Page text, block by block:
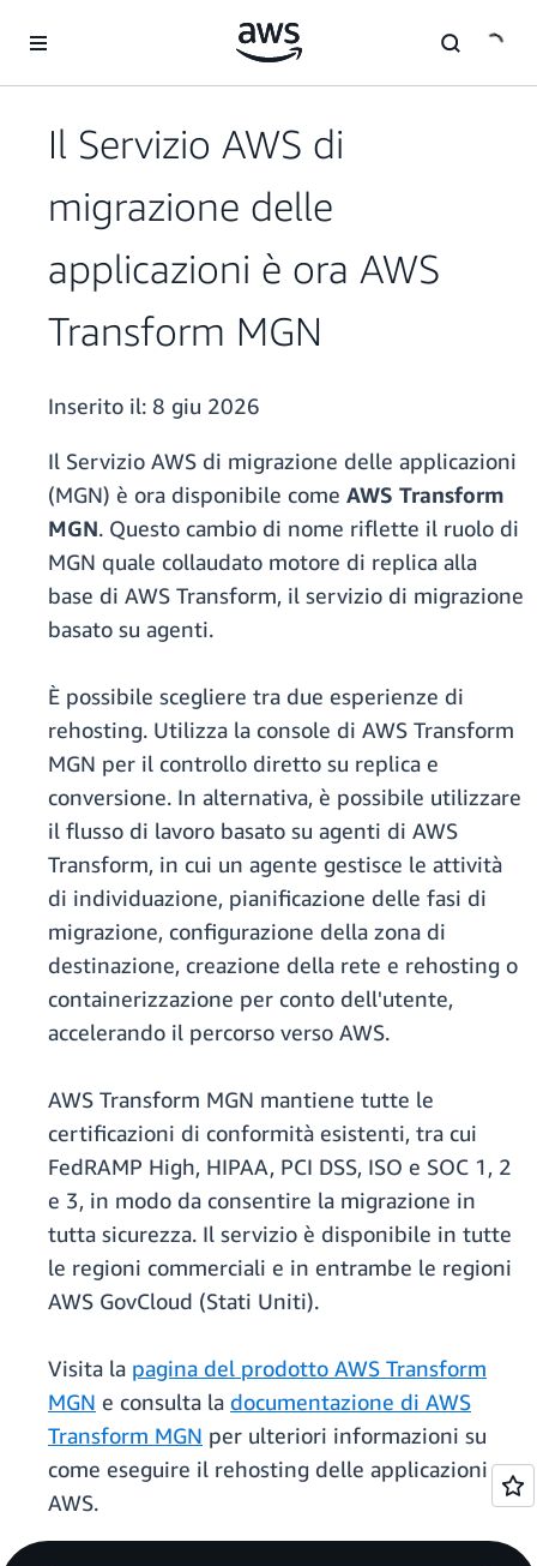
Il Servizio AWS di
migrazione delle
applicazioni è ora AWS
Transform MGN
Inserito il: 8 giu 2026
Il Servizio AWS di migrazione delle applicazioni
(MGN) è ora disponibile come AWS Transform
MGN. Questo cambio di nome riflette il ruolo di
MGN quale collaudato motore di replica alla
base di AWS Transform, il servizio di migrazione
basato su agenti.
È possibile scegliere tra due esperienze di
rehosting. Utilizza la console di AWS Transform
MGN per il controllo diretto su replica e
conversione. In alternativa, è possibile utilizzare
il flusso di lavoro basato su agenti di AWS
Transform, in cui un agente gestisce le attività
di individuazione, pianificazione delle fasi di
migrazione, configurazione della zona di
destinazione, creazione della rete e rehosting o
containerizzazione per conto dell'utente,
accelerando il percorso verso AWS.
AWS Transform MGN mantiene tutte le
certificazioni di conformità esistenti, tra cui
FedRAMP High, HIPAA, PCI DSS, ISO e SOC 1, 2
e 3, in modo da consentire la migrazione in
tutta sicurezza. Il servizio è disponibile in tutte
le regioni commerciali e in entrambe le regioni
AWS GovCloud (Stati Uniti).
Visita la pagina del prodotto AWS Transform
MGN e consulta la documentazione di AWS
Transform MGN per ulteriori informazioni su
come eseguire il rehosting delle applicazioni su
AWS.